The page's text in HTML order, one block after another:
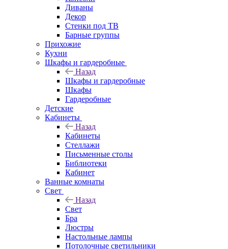
Диваны
Декор
Стенки под ТВ
Барные группы
Прихожие
Кухни
Шкафы и гардеробные
Назад
Шкафы и гардеробные
Шкафы
Гардеробные
Детские
Кабинеты
Назад
Кабинеты
Стеллажи
Письменные столы
Библиотеки
Кабинет
Ванные комнаты
Свет
Назад
Свет
Бра
Люстры
Настольные лампы
Потолочные светильники